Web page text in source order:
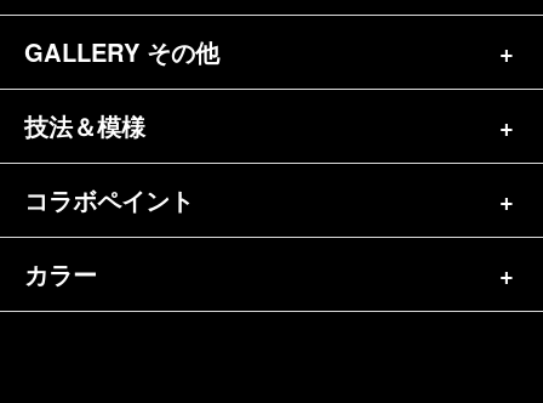
参考価格
キャンディペイントとは？
メディア掲載（18）
ペイントワンポイント（9）
ペイント済商品（11）
ハーレー（141）
ホンダ（20）
スズキ（8）
ヘルメット一覧（139）
半ヘル（39）
フルフェイス（23）
GALLERY その他
その他一覧（92）
自転車&三輪車（11）
車パーツ（9）
技法＆模様
シンプル（38）
グラフィック（88）
コラボペイント
エアブラシ（23）
カラー